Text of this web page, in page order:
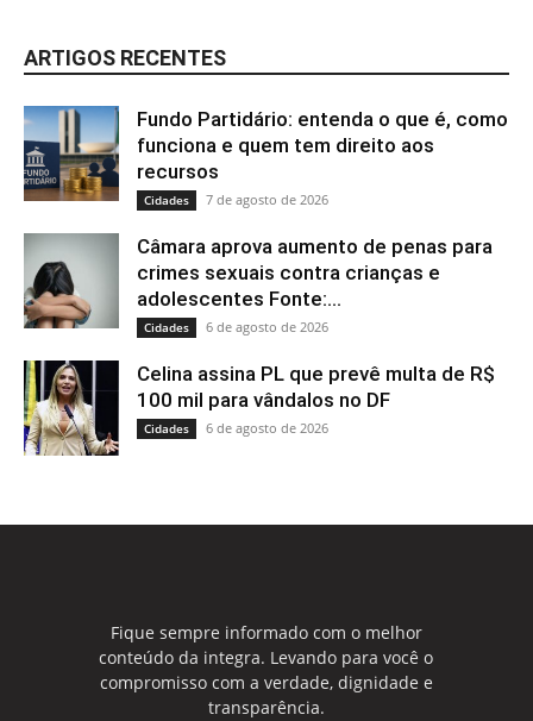
ARTIGOS RECENTES
Fundo Partidário: entenda o que é, como
funciona e quem tem direito aos
recursos
Cidades 7 de agosto de 2026
Câmara aprova aumento de penas para
crimes sexuais contra crianças e
adolescentes Fonte:...
Cidades 6 de agosto de 2026
Celina assina PL que prevê multa de R$
100 mil para vândalos no DF
Cidades 6 de agosto de 2026
Fique sempre informado com o melhor
conteúdo da integra. Levando para você o
compromisso com a verdade, dignidade e
transparência.